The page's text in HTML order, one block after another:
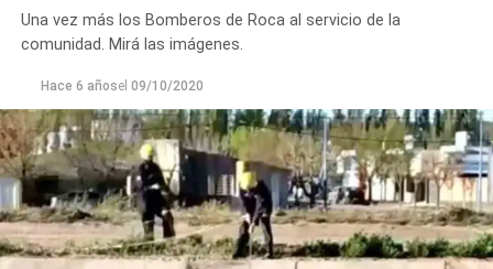
Una vez más los Bomberos de Roca al servicio de la
comunidad. Mirá las imágenes.
Hace 6 añosel 09/10/2020